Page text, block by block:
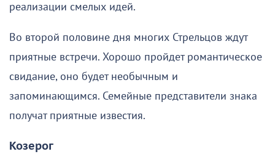
реализации смелых идей.
Во второй половине дня многих Стрельцов ждут
приятные встречи. Хорошо пройдет романтическое
свидание, оно будет необычным и
запоминающимся. Семейные представители знака
получат приятные известия.
Козерог